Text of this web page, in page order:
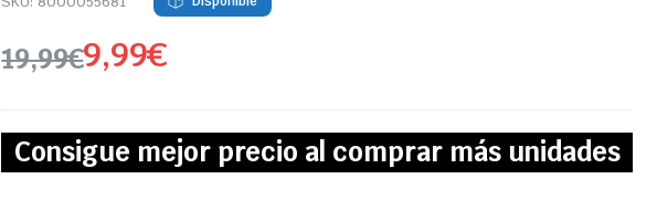
19,99€9,99€
Consigue mejor precio al comprar más unidades